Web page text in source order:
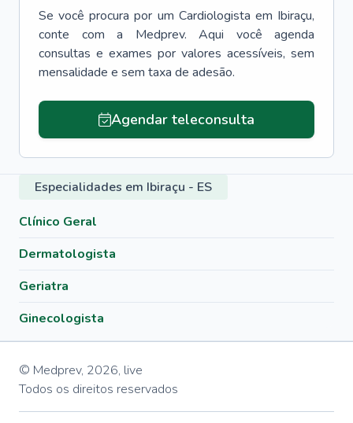
Se você procura por um Cardiologista em Ibiraçu,
conte com a Medprev. Aqui você agenda
consultas e exames por valores acessíveis, sem
mensalidade e sem taxa de adesão.
Agendar teleconsulta
Especialidades em Ibiraçu - ES
Clínico Geral
Dermatologista
Geriatra
Ginecologista
© Medprev, 2026, live
Todos os direitos reservados